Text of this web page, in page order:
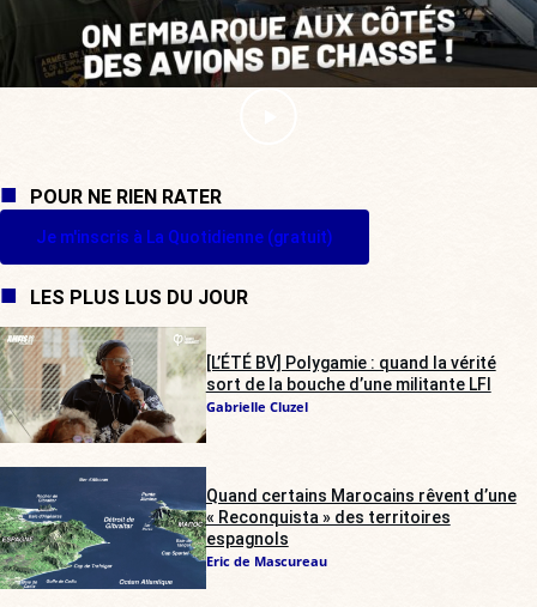
POUR NE RIEN RATER
Je m'inscris à La Quotidienne (gratuit)
LES PLUS LUS DU JOUR
[L’ÉTÉ BV] Polygamie : quand la vérité
sort de la bouche d’une militante LFI
Gabrielle Cluzel
Quand certains Marocains rêvent d’une
« Reconquista » des territoires
espagnols
Eric de Mascureau